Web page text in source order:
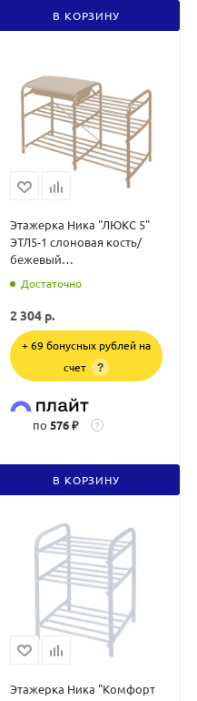
В КОРЗИНУ
Этажерка Ника "ЛЮКС 5"
ЭТЛ5-1 слоновая кость/
бежевый
Достаточно
2 304 р.
+ 69 бонусных рублей на
счет
?
по 576 ₽ ?
В КОРЗИНУ
Этажерка Ника "Комфорт